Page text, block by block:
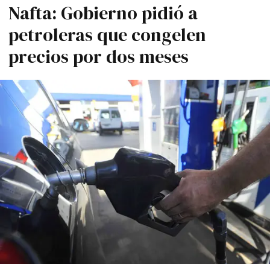
Nafta: Gobierno pidió a
petroleras que congelen
precios por dos meses